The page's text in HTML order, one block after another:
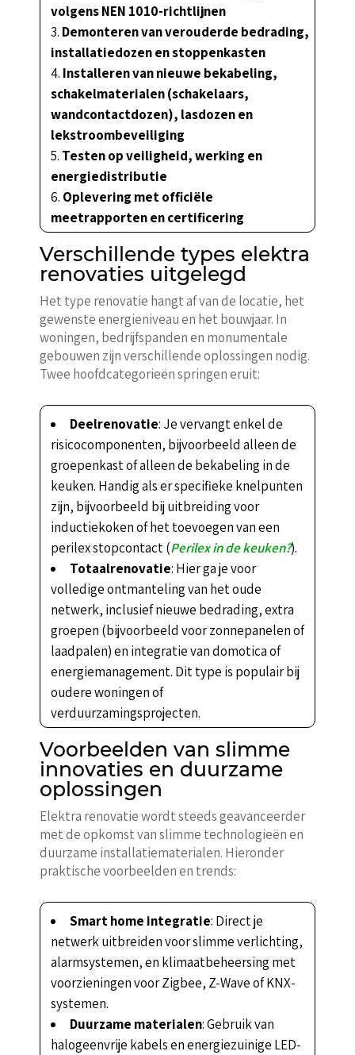
volgens NEN 1010-richtlijnen
Demonteren van verouderde bedrading,
installatiedozen en stoppenkasten
Installeren van nieuwe bekabeling,
schakelmaterialen (schakelaars,
wandcontactdozen), lasdozen en
lekstroombeveiliging
Testen op veiligheid, werking en
energiedistributie
Oplevering met officiële
meetrapporten en certificering
Verschillende types elektra
renovaties uitgelegd
Het type renovatie hangt af van de locatie, het
gewenste energieniveau en het bouwjaar. In
woningen, bedrijfspanden en monumentale
gebouwen zijn verschillende oplossingen nodig.
Twee hoofdcategorieën springen eruit:
Deelrenovatie: Je vervangt enkel de
risicocomponenten, bijvoorbeeld alleen de
groepenkast of alleen de bekabeling in de
keuken. Handig als er specifieke knelpunten
zijn, bijvoorbeeld bij uitbreiding voor
inductiekoken of het toevoegen van een
perilex stopcontact (Perilex in de keuken?).
Totaalrenovatie: Hier ga je voor
volledige ontmanteling van het oude
netwerk, inclusief nieuwe bedrading, extra
groepen (bijvoorbeeld voor zonnepanelen of
laadpalen) en integratie van domotica of
energiemanagement. Dit type is populair bij
oudere woningen of
verduurzamingsprojecten.
Voorbeelden van slimme
innovaties en duurzame
oplossingen
Elektra renovatie wordt steeds geavanceerder
met de opkomst van slimme technologieën en
duurzame installatiematerialen. Hieronder
praktische voorbeelden en trends:
Smart home integratie: Direct je
netwerk uitbreiden voor slimme verlichting,
alarmsystemen, en klimaatbeheersing met
voorzieningen voor Zigbee, Z-Wave of KNX-
systemen.
Duurzame materialen: Gebruik van
halogeenvrije kabels en energiezuinige LED-